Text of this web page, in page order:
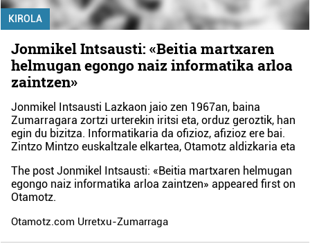
KIROLA
Jonmikel Intsausti: «Beitia martxaren
helmugan egongo naiz informatika arloa
zaintzen»
Jonmikel Intsausti Lazkaon jaio zen 1967an, baina
Zumarragara zortzi urterekin iritsi eta, orduz geroztik, han
egin du bizitza. Informatikaria da ofizioz, afizioz ere bai.
Zintzo Mintzo euskaltzale elkartea, Otamotz aldizkaria eta
The postJonmikel Intsausti: «Beitia martxaren helmugan
egongo naiz informatika arloa zaintzen» appeared first on
Otamotz.
Otamotz.com Urretxu-Zumarraga